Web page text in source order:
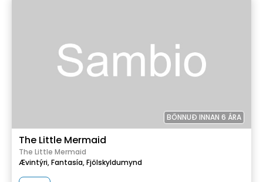
BÖNNUÐ INNAN 6 ÁRA
The Little Mermaid
The Little Mermaid
Ævintýri,Fantasía,Fjölskyldumynd